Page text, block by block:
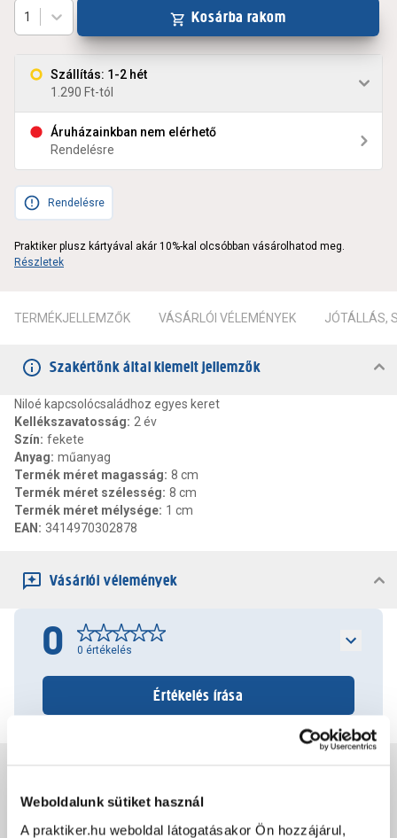
Weboldalunk sütiket használ
A praktiker.hu weboldal látogatásakor Ön hozzájárul,
Szállítás: 1-2 hét
1.290 Ft-tól
Áruházainkban nem elérhető
Rendelésre
1 Kosárba rakom
Rendelésre
Praktiker plusz kártyával akár 10%-kal olcsóbban vásárolhatod meg.
Részletek
TERMÉKJELLEMZŐK VÁSÁRLÓI VÉLEMÉNYEK JÓTÁLLÁS,
Szakértőnk által kiemelt jellemzők
Niloé kapcsolócsaládhoz egyes keret
Kellékszavatosság: 2 év
Szín: fekete
Anyag: műanyag
Termék méret magasság: 8 cm
Termék méret szélesség: 8 cm
Termék méret mélysége: 1 cm
EAN : 3414970302878
Vásárlói vélemények
0 0 értékelés
Értékelés írása
Csomagolási és súly információk